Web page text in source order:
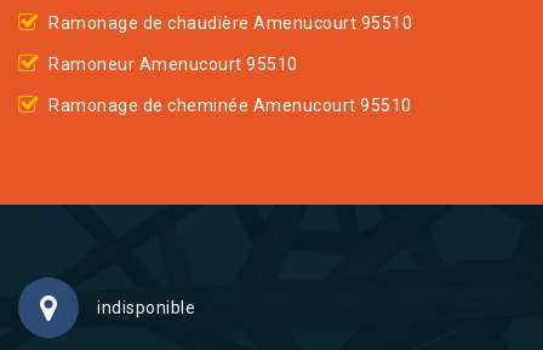
Ramonage de chaudière Amenucourt 95510
Ramoneur Amenucourt 95510
Ramonage de cheminée Amenucourt 95510
indisponible